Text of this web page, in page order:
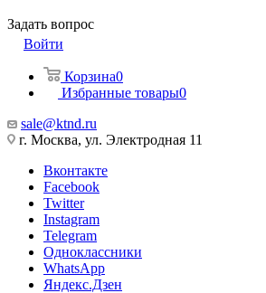
Задать вопрос
Войти
Корзина0
Избранные товары0
sale@ktnd.ru
г. Москва, ул. Электродная 11
Вконтакте
Facebook
Twitter
Instagram
Telegram
Одноклассники
WhatsApp
Яндекс.Дзен